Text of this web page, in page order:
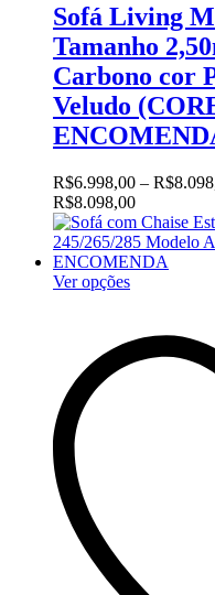
Sofá Living
Tamanho
Carbono cor
Veludo
R$6.998,00 – R$
R$8.098,00
Ver opções